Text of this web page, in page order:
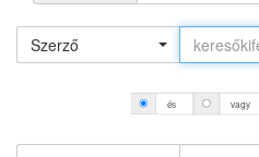
Szerző
és vagy